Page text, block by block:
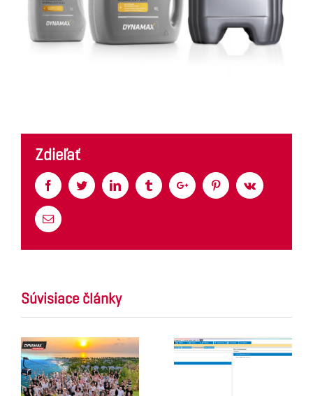
Zdieľať
FacebookTwitterLinkedin TumblrGoogle+ PinterestVk
Email
Súvisiace články